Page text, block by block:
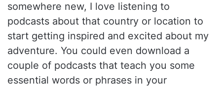
somewhere new, I love listening to
podcasts about that country or location to
start getting inspired and excited about my
adventure. You could even download a
couple of podcasts that teach you some
essential words or phrases in your